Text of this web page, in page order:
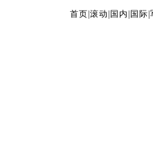
首页 滚动 国内 国际